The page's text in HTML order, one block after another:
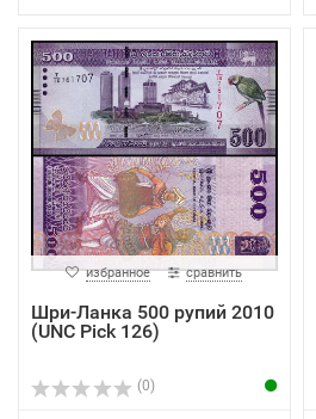
избранное сравнить
Шри-Ланка 500 рупий 2010
(UNC Pick 126)
(0)